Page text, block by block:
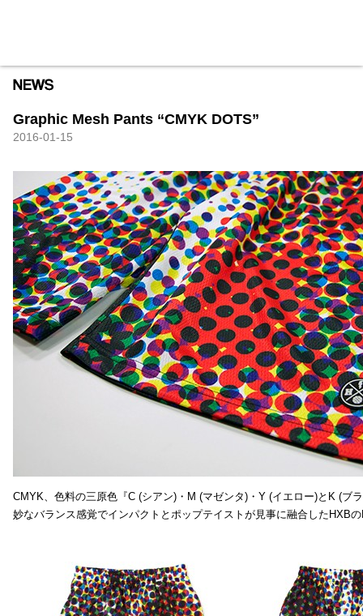
Graphic Mesh Pants “CMYK DOTS”
2016-01-15
CMYK、色料の三原色『C (シアン)・M (マゼンタ)・Y (イエロー)とK (ブ
妙なバランス感覚でインパクトとポップテイストが見事に融合したHXB